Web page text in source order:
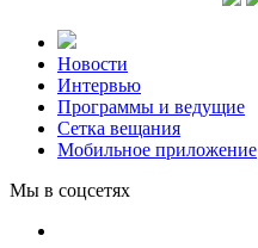
Новости
Интервью
Программы и ведущие
Сетка вещания
Мобильное приложение
Мы в соцсетях